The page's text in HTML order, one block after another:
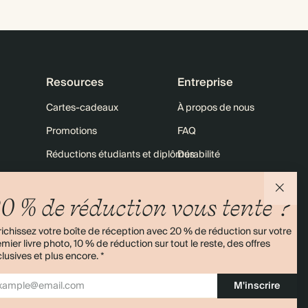
% de réduction vous tente ?
votre boîte de réception avec 20 % de réduction sur votre
livre photo, 10 % de réduction sur tout le reste, des offres
et plus encore. *
M'inscrire
Resources
Cartes-cadeaux
Promotions
Réductions étudiants et diplômés
Plan du site
Entreprise
À propos de nous
FAQ
Durabilité
Expédition
Retours
Plus de 11 000 avis